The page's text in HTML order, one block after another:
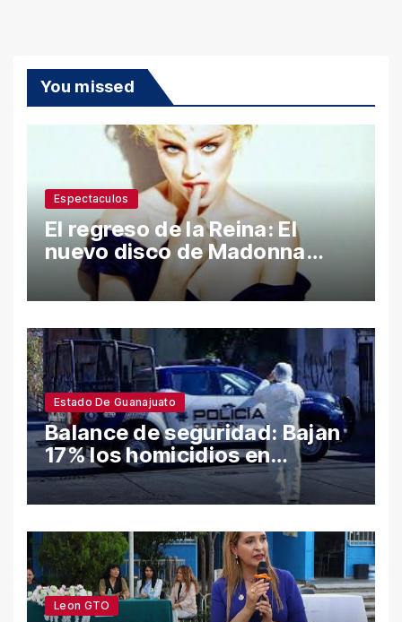
You missed
Espectaculos
El regreso de la Reina: El
nuevo disco de Madonna
desata polémica con ataques
a Sean Penn y confesiones
Estado De Guanajuato
Balance de seguridad: Bajan
17% los homicidios en
Guanajuato en el semestre;
León y Salamanca lideran
Leon GTO